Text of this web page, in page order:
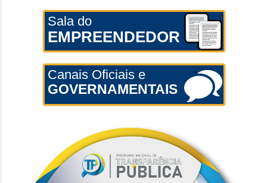
Sala do
EMPREENDEDOR
Canais Oficiais e
GOVERNAMENTAIS